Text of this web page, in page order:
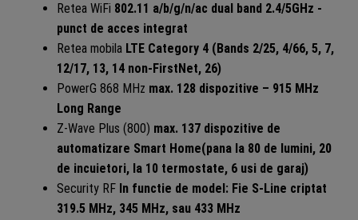
Retea WiFi 802.11 a/b/g/n/ac dual band 2.4/5GHz -
punct de acces integrat
Retea mobila LTE Category 4 (Bands 2/25, 4/66, 5, 7,
12/17, 13, 14 non-FirstNet, 26)
PowerG 868 MHz max. 128 dispozitive – 915 MHz
Long Range
Z-Wave Plus (800) max. 137 dispozitive de
automatizare Smart Home(pana la 80 de lumini, 20
de incuietori, la 10 termostate, 6 usi de garaj)
Security RF In functie de model: Fie S-Line criptat
319.5 MHz, 345 MHz, sau 433 MHz